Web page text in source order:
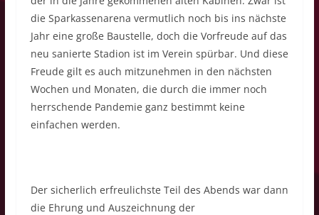
die Sparkassenarena vermutlich noch bis ins nächste
Jahr eine große Baustelle, doch die Vorfreude auf das
neu sanierte Stadion ist im Verein spürbar. Und diese
Freude gilt es auch mitzunehmen in den nächsten
Wochen und Monaten, die durch die immer noch
herrschende Pandemie ganz bestimmt keine
einfachen werden.
Der sicherlich erfreulichste Teil des Abends war dann
die Ehrung und Auszeichnung der